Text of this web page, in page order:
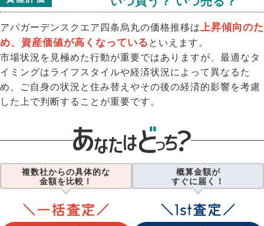
アパガーデンスクエア四条烏丸の価格推移は上昇傾向のた
め、資産価値が高くなっている といえます。
市場状況を見極めた行動が重要ではありますが、最適なタ
イミングはライフスタイルや経済状況によって異なるた
め、ご自身の状況と住み替えやその後の経済的影響を考慮
した上で判断することが重要です。
複数社からの具体的な
金額を比較！
概算金額が
すぐに届く！